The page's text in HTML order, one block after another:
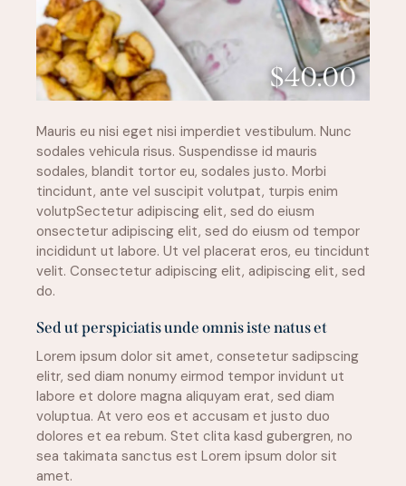
$40.00
Mauris eu nisi eget nisi imperdiet vestibulum. Nunc
sodales vehicula risus. Suspendisse id mauris
sodales, blandit tortor eu, sodales justo. Morbi
tincidunt, ante vel suscipit volutpat, turpis enim
volutpSectetur adipiscing elit, sed do eiusm
onsectetur adipiscing elit, sed do eiusm od tempor
incididunt ut labore. Ut vel placerat eros, eu tincidunt
velit. Consectetur adipiscing elit, adipiscing elit, sed
do.
Sed ut perspiciatis unde omnis iste natus et
Lorem ipsum dolor sit amet, consetetur sadipscing
elitr, sed diam nonumy eirmod tempor invidunt ut
labore et dolore magna aliquyam erat, sed diam
voluptua. At vero eos et accusam et justo duo
dolores et ea rebum. Stet clita kasd gubergren, no
sea takimata sanctus est Lorem ipsum dolor sit
amet.